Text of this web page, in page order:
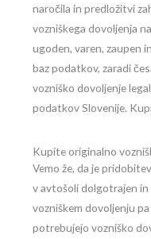
naročila in predložitvi
vozniškega dovoljenja
ugoden, varen, zaupen
baz podatkov, zaradi
vozniško dovoljenje
podatkov Slovenije.
Kupite originalno
Vemo že, da je
v avtošoli dolgotrajen
vozniškem dovoljenju
potrebujejo vozniško